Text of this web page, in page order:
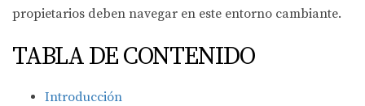
propietarios deben navegar en este entorno cambiante.
TABLA DE CONTENIDO
Introducción